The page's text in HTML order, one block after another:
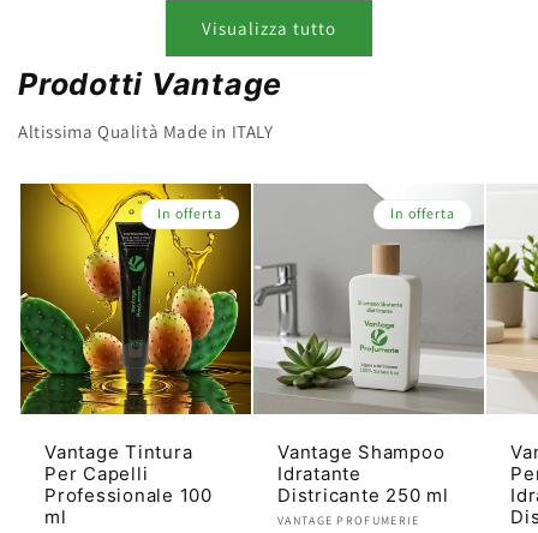
Visualizza tutto
Prodotti Vantage
Altissima Qualità Made in ITALY
In offerta
Vantage Tintura
Per Capelli
Professionale 100
ml
In offerta
Vantage Shampoo
Idratante
Districante 250 ml
Produttore:
VANTAGE PROFUMERIE